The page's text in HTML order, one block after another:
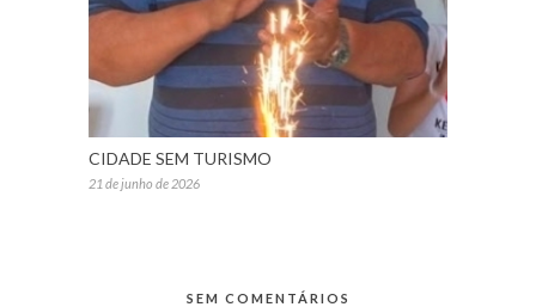
CIDADE SEM TURISMO
21 de junho de 2026
SEM COMENTÁRIOS